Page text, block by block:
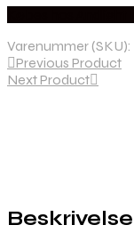
Varenummer (SKU):
Previous Product
Next Product
Beskrivelse